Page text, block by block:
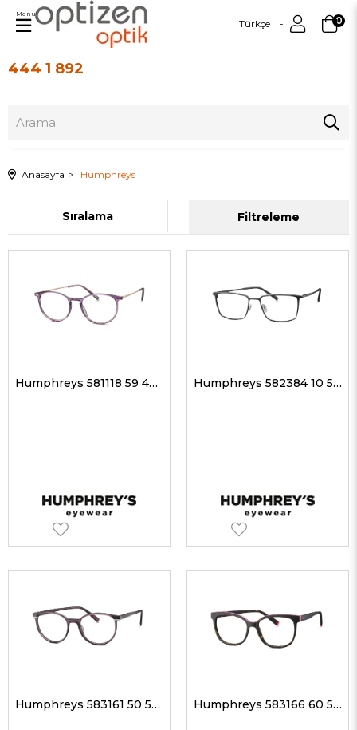
444 1 892
Türkçe 0
Menu
Anasayfa Humphreys
Filtreleme
Sıralama
Humphreys 581118 59 49-17 Unisex Optik Gözlükler Humphreys 582384 10 53-17 Unisex Optik Gözlükler
Humphreys 583161 50 50-17 Unisex Optik Gözlükler Humphreys 583166 60 53-16 Unisex Optik Gözlükler